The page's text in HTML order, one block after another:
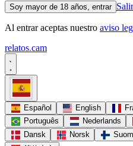
Soy mayor de 18 años, entrar Salir
Al entrar aceptas nuestro aviso
relatos.cam
Español English
Português
Nederlands
Dansk
Norsk